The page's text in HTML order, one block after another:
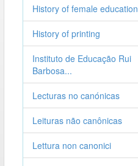
History of female education
History of printing
Instituto de Educação Rui
Barbosa...
Lecturas no canónicas
Leituras não canônicas
Lettura non canonici